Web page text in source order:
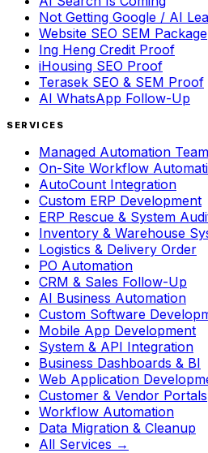
Not Getting Google / AI
Website SEO SEM Package
Ing Heng Credit Proof
iHousing SEO Proof
Terasek SEO & SEM Proof
AI WhatsApp Follow-Up
SERVICES
Managed Automation Team
On-Site Workflow
AutoCount Integration
Custom ERP Development
ERP Rescue & System
Inventory & Warehouse
Logistics & Delivery Order
PO Automation
CRM & Sales Follow-Up
AI Business Automation
Custom Software
Mobile App Development
System & API Integration
Business Dashboards & BI
Web Application
Customer & Vendor Portals
Workflow Automation
Data Migration & Cleanup
All Services →